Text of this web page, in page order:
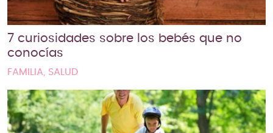
7 curiosidades sobre los bebés que no
conocías
FAMILIA, SALUD